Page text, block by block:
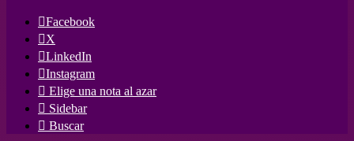
Facebook
X
LinkedIn
Instagram
Elige una nota al azar
Sidebar
Buscar